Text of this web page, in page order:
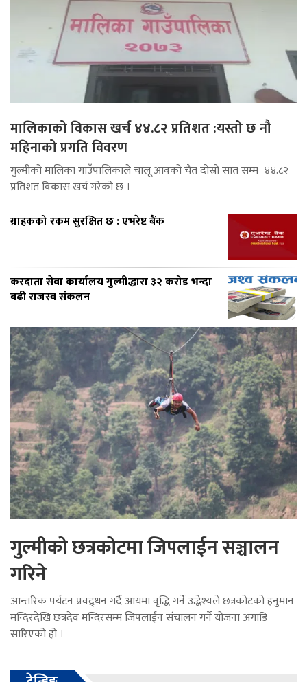
मालिकाको विकास खर्च ४४.८२ प्रतिशत :यस्तो छ नौ
महिनाको प्रगति विवरण
गुल्मीको मालिका गाउँपालिकाले चालू आवको चैत दोस्रो सात सम्म ४४.८२
प्रतिशत विकास खर्च गरेको छ ।
ग्राहकको रकम सुरक्षित छ : एभरेष्ट बैंक
करदाता सेवा कार्यालय गुल्मीद्धारा ३२ करोड भन्दा
बढी राजस्व संकलन
गुल्मीको छत्रकोटमा जिपलाईन सञ्चालन
गरिने
आन्तरिक पर्यटन प्रवद्र्धन गर्दै आयमा वृद्धि गर्ने उद्धेश्यले छत्रकोटको हनुमान
मन्दिरदेखि छत्रदेव मन्दिरसम्म जिपलाईन संचालन गर्ने योजना अगाडि
सारिएको हो ।